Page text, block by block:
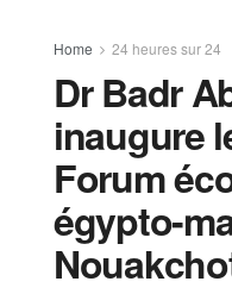
Home 24 heures sur 24
Dr Badr
inaugure
Forum
égypto-